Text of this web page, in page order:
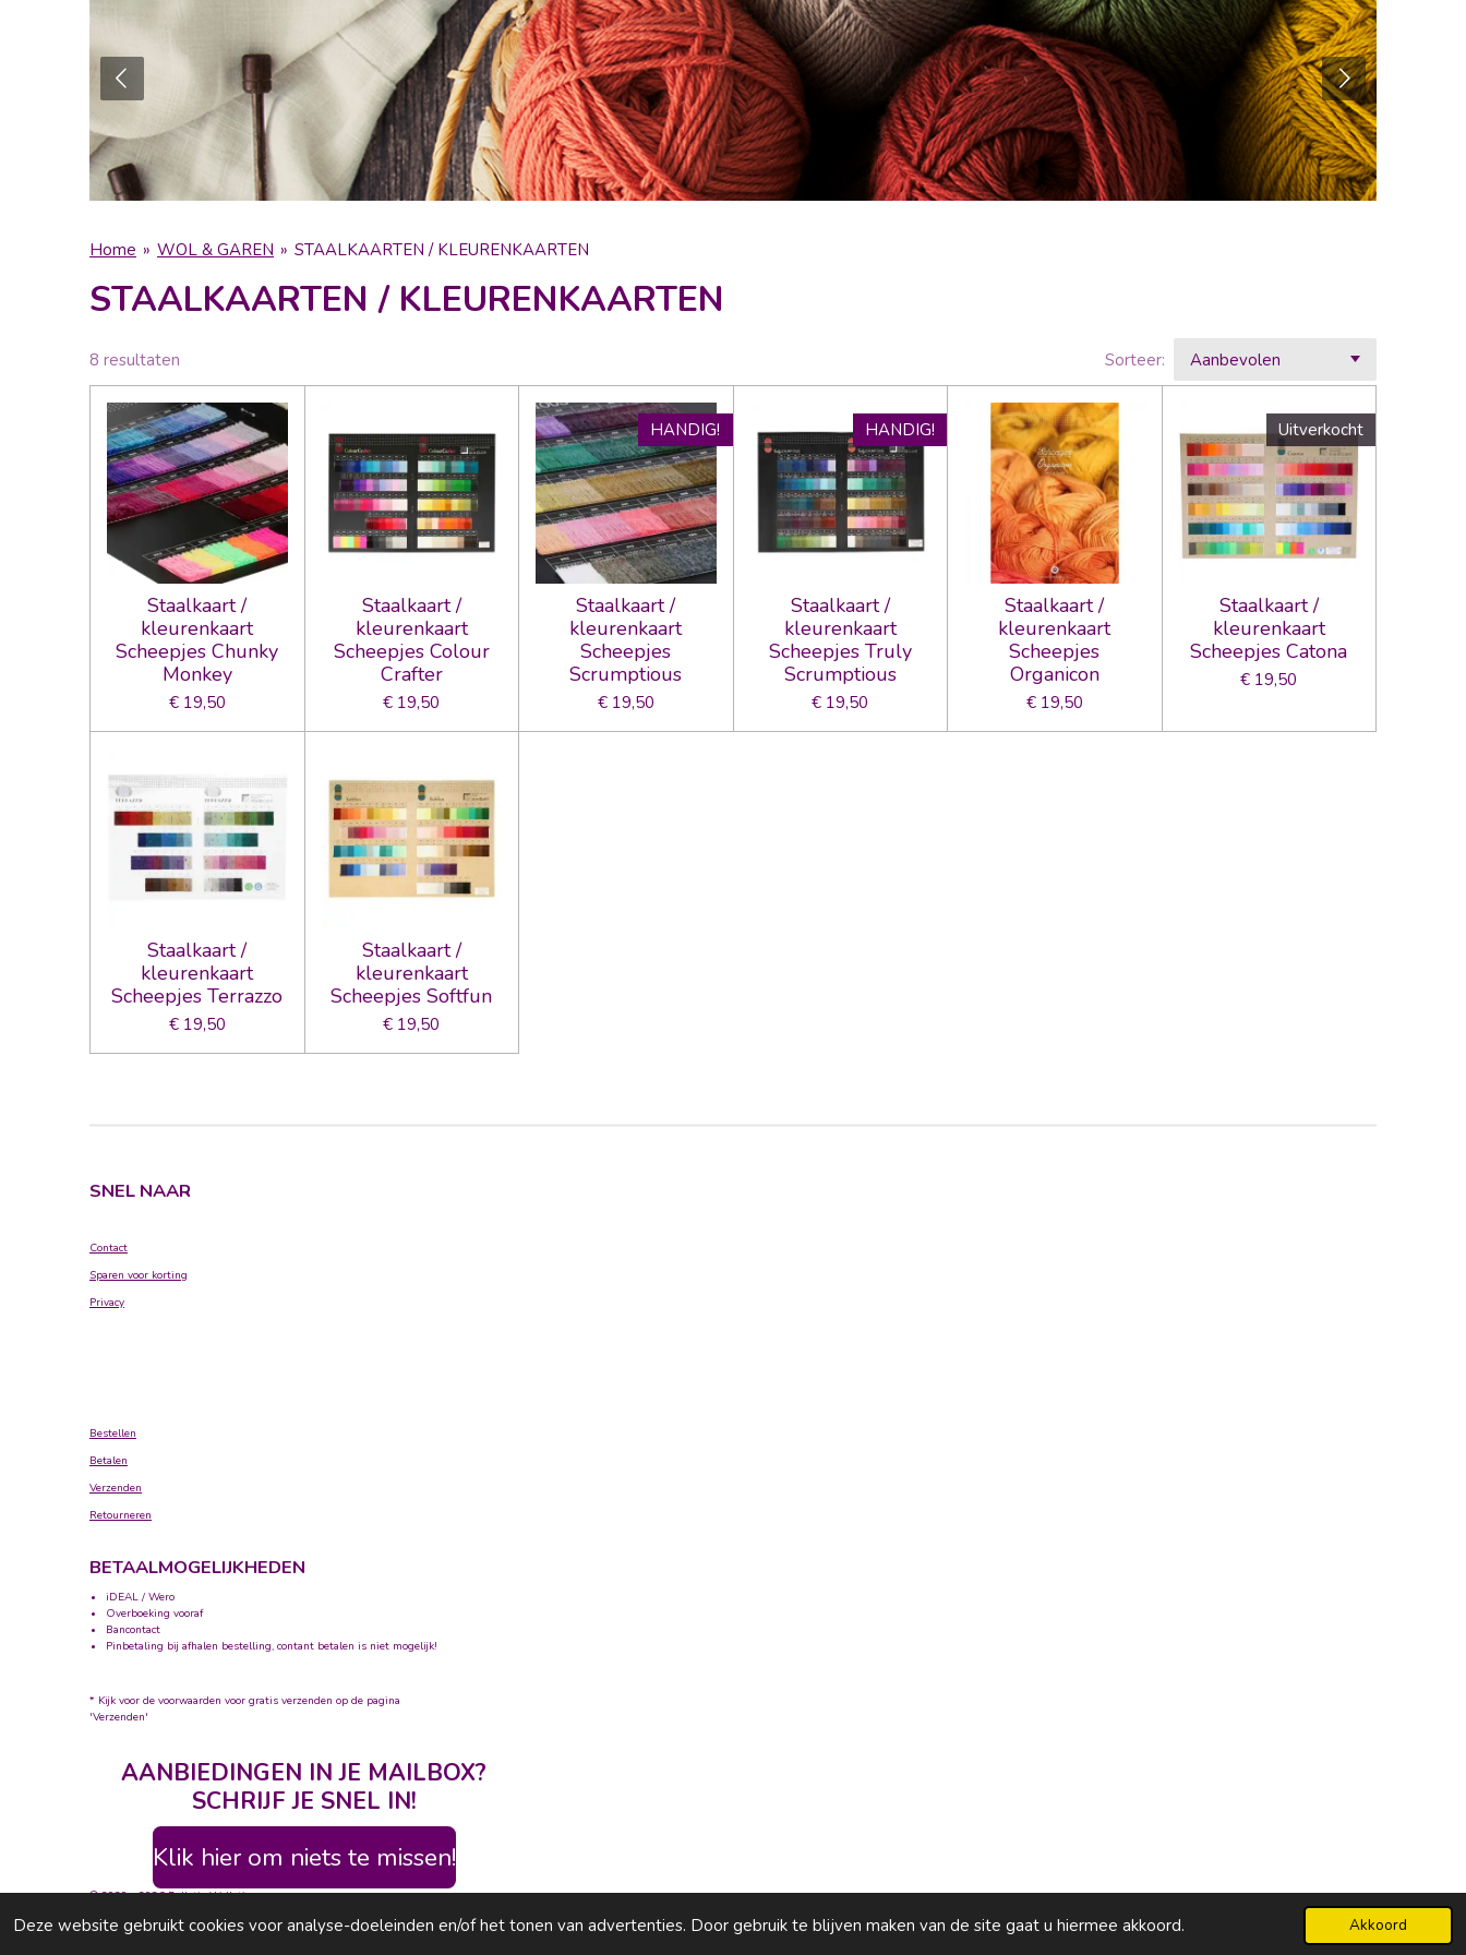
Deze website gebruikt cookies voor analyse-doeleinden en/of het tonen van advertenties. Door gebruik te blijven maken van de site gaat u hiermee akkoord. Akkoord
Home » WOL & GAREN » STAALKAARTEN / KLEURENKAARTEN
STAALKAARTEN / KLEURENKAARTEN
8 resultaten Sorteer:
Staalkaart /
kleurenkaart
Scheepjes Chunky
Monkey
€ 19,50
Staalkaart /
kleurenkaart
Scheepjes Colour
Crafter
€ 19,50
HANDIG!
Staalkaart /
kleurenkaart
Scheepjes
Scrumptious
€ 19,50
HANDIG!
Staalkaart /
kleurenkaart
Scheepjes Truly
Scrumptious
€ 19,50
Staalkaart /
kleurenkaart
Scheepjes
Organicon
€ 19,50
Uitverkocht
Staalkaart /
kleurenkaart
Scheepjes Catona
€ 19,50
Staalkaart /
kleurenkaart
Scheepjes Terrazzo
€ 19,50
Staalkaart /
kleurenkaart
Scheepjes Softfun
€ 19,50
SNEL NAAR
Contact
Sparen voor korting
Privacy
Bestellen
Betalen
Verzenden
Retourneren
BETAALMOGELIJKHEDEN
iDEAL / Wero
Overboeking vooraf
Bancontact
Pinbetaling bij afhalen bestelling, contant betalen is niet mogelijk!
* Kijk voor de voorwaarden voor gratis verzenden op de pagina
'Verzenden'
AANBIEDINGEN IN JE MAILBOX?
SCHRIJF JE SNEL IN!
Klik hier om niets te missen!
© 2020 - 2026 Bolletje Wolletje Powered byJouwWeb